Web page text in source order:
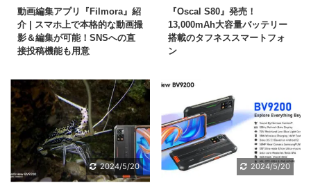
動画編集アプリ『Filmora』紹
介 | スマホ上で本格的な動画撮
影＆編集が可能！SNSへの直
接投稿機能も用意
『Oscal S80』発売！
13,000mAh大容量バッテリー
搭載のタフネススマートフォ
ン
2024/5/20 2024/5/20